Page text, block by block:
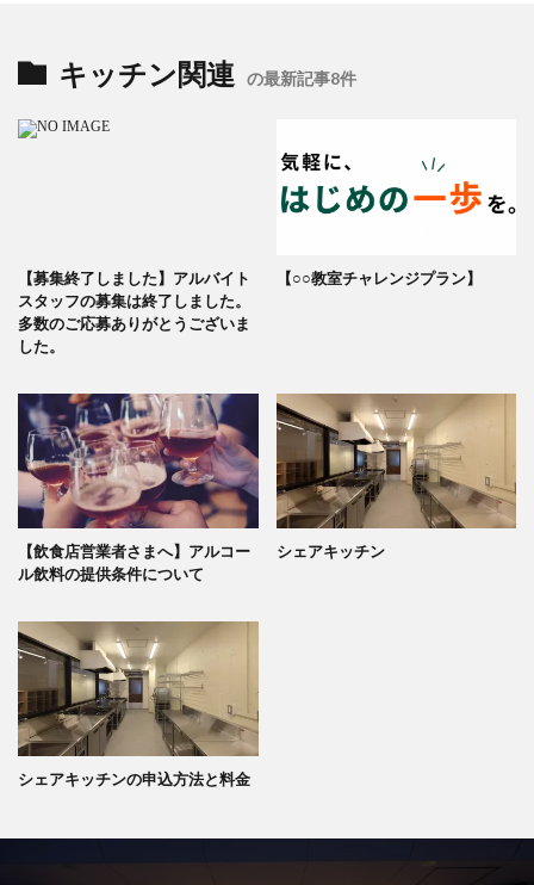
キッチン関連 の最新記事8件
【募集終了しました】アルバイト
スタッフの募集は終了しました。
多数のご応募ありがとうございま
した。
【○○教室チャレンジプラン】
【飲食店営業者さまへ】アルコー
ル飲料の提供条件について
シェアキッチン
シェアキッチンの申込方法と料金